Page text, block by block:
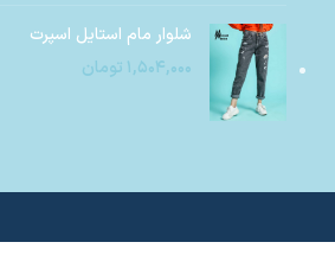
شلوار مام استایل اسپرت
۱,۵۰۴,۰۰۰ تومان